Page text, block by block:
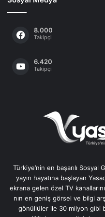
8.000
Takipçi
6.420
Takipçi
Türkiye’nin en başarılı
yayın hayatına başlayan
ekrana gelen özel TV
nın en geniş görsel ve bilgi
gönüllüler ile 30 milyon gibi